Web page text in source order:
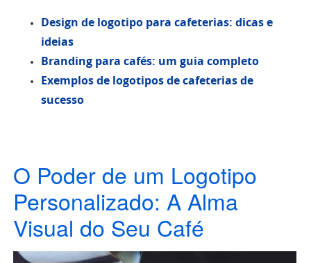
Design de logotipo para cafeterias: dicas e
ideias
Branding para cafés: um guia completo
Exemplos de logotipos de cafeterias de
sucesso
O Poder de um Logotipo
Personalizado: A Alma
Visual do Seu Café